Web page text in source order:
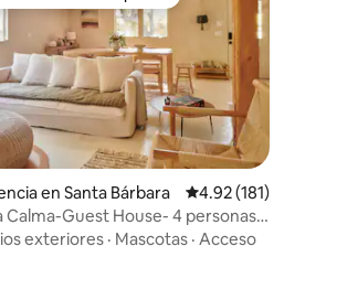
4.84 de 5; 178 evaluaciones
en Santa Bárbara Calificación promedio:
4.92 (181)
Calma-Guest House- 4 personas-
Luxexteriores · Mascotas · Acceso